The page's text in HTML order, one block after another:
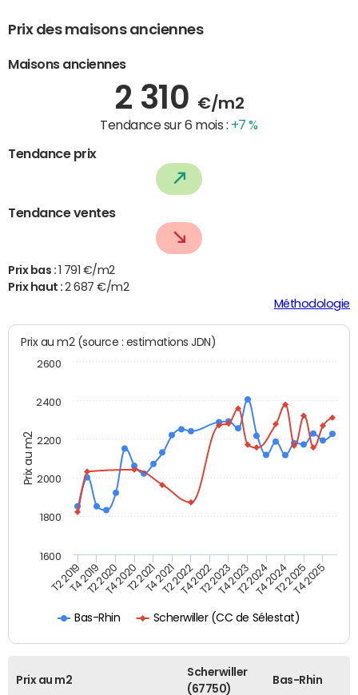
Prix des maisons anciennes
Maisons anciennes
2 310 €/m2
Tendance sur 6 mois : +7 %
Tendance prix
Tendance ventes
Prix bas : 1 791 €/m2
Prix haut :2 687 €/m2
Méthodologie
Prix au m2
Prix au m2 (source : estimations JDN)
Bas-Rhin Scherwiller (CC de Sélestat)
T2 2019T4 2019T2 2020T4 2020T2 2021T4 2021T2 2022T4 2022T2 2023T4 2023T2 2024T4 2024T2 2025T4 2025
1600
1800
2000
2200
2400
2600
Prix au m2
Scherwiller
(67750)
Bas-Rhin